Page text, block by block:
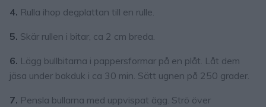
4. Rulla ihop degplattan till en rulle.
5. Skär rullen i bitar, ca 2 cm breda.
6. Lägg bullbitarna i pappersformar på en plåt. Låt dem
jäsa under bakduk i ca 30 min. Sätt ugnen på 250 grader.
7. Pensla bullarna med uppvispat ägg. Strö över